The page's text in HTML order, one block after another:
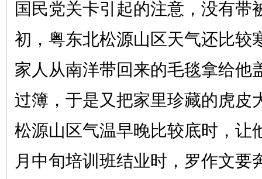
国民党关卡引起的注意，没有带
初，粤东北松源山区天气还比较
家人从南洋带回来的毛毯拿给他
过簿，于是又把家里珍藏的虎皮
松源山区气温早晚比较底时，让
月中旬培训班结业时，罗作文要